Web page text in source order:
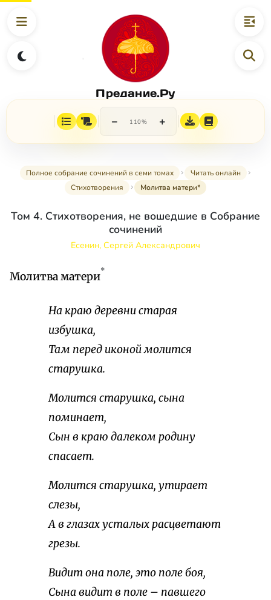
Предание.Ру
− 110% +
Полное собрание сочинений в семи томах
Читать онлайн
Стихотворения
Молитва матери*
Том 4. Стихотворения, не вошедшие в Собрание
сочинений
Есенин, Сергей Александрович
Молитва матери*
На краю деревни старая
избушка,
Там перед иконой молится
старушка.
Молится старушка, сына
поминает,
Сын в краю далеком родину
спасает.
Молится старушка, утирает
слезы,
А в глазах усталых расцветают
грезы.
Видит она поле, это поле боя,
Сына видит в поле – павшего